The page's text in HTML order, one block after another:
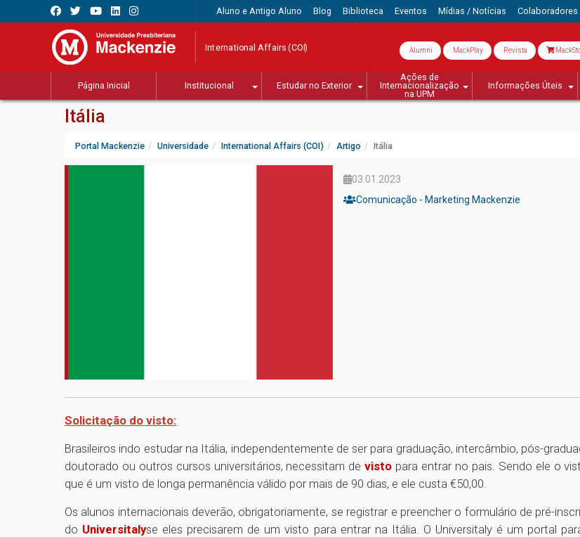
Aluno e Antigo Aluno Blog Biblioteca Eventos Mídias / Notícias Colaboradores
International Affairs (COI) Alumni MackPlay Revista
Página Inicial Institucional Estudar no Exterior
Ações de
Internacionalização
na UPM
Informações Úteis
Itália
Portal Mackenzie Universidade International Affairs (COI) Artigo Itália
03.01.2023
Comunicação - Marketing Mackenzie
Solicitação do visto:
Brasileiros indo estudar na Itália, independentemente de ser para graduação, intercâmbio, pós-
doutorado ou outros cursos universitários, necessitam devisto para entrar no pais. Sendo ele o
que é um visto de longa permanência válido por mais de 90 dias, e ele custa €50,00.
Os alunos internacionais deverão, obrigatoriamente, se registrar e preencher o formulário de pré-
do Universitalyse eles precisarem de um visto para entrar na Itália. O Universitaly é um portal